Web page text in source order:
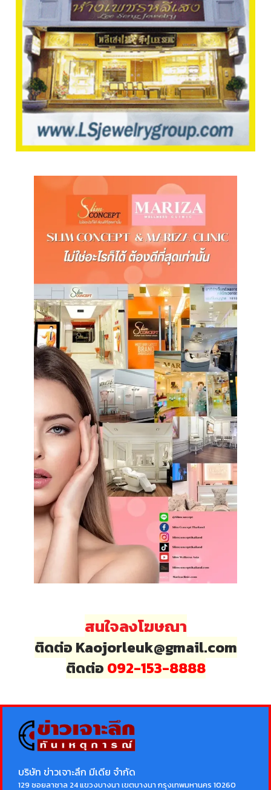
สนใจลงโฆษณา
ติดต่อ Kaojorleuk@gmail.com
ติดต่อ 092-153-8888
บริษัท ข่าวเจาะลึก มีเดีย จำกัด
129 ซอยลาซาล 24 แขวงบางนา เขตบางนา กรุงเทพมหานคร 10260